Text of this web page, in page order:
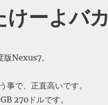
ーよバカ
Nexus7。
で、正直高いです。
270ドルです。